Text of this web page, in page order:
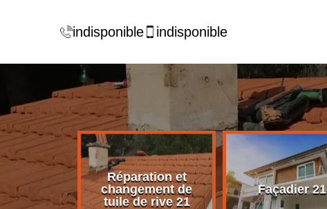
indisponible indisponible
de
21
Réparation et
changement de
tuile de rive 21
Façadier 21